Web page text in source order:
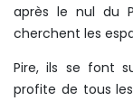
après le nul du
cherchent les
Pire, ils se font
profite de tous